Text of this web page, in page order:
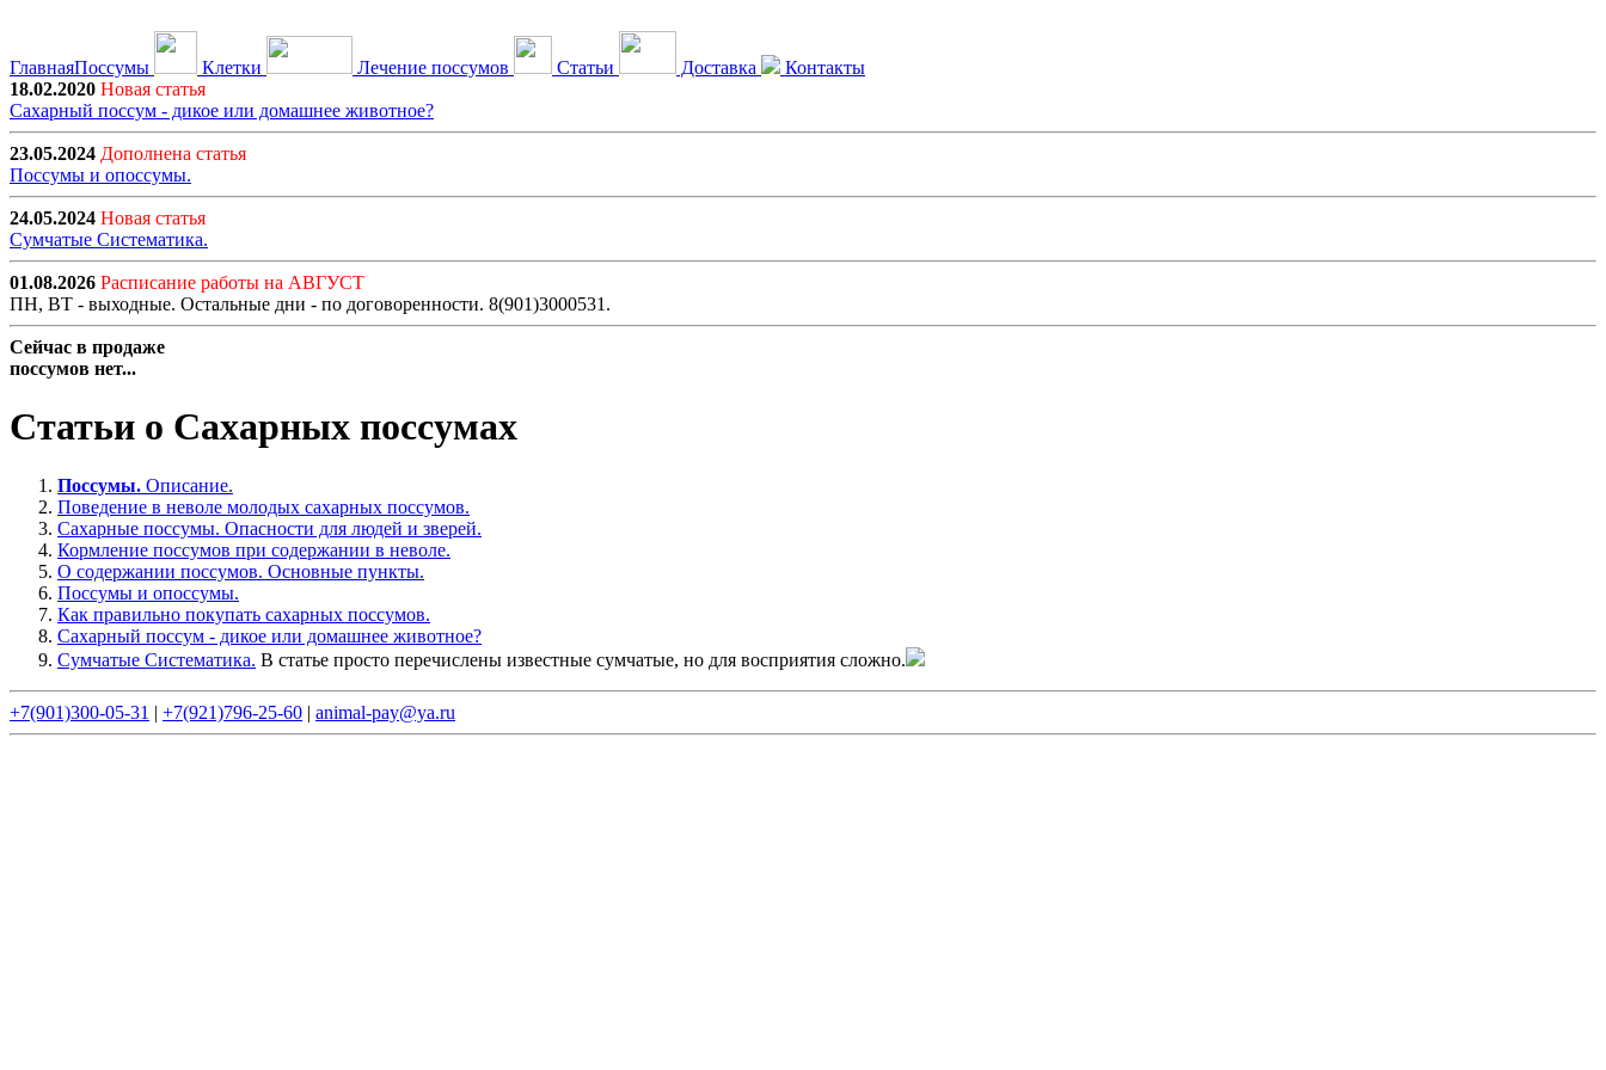
ГлавнаяПоссумы Клетки Лечение поссумов Статьи Доставка
Контакты
18.02.2020 Новая статья
Сахарный поссум - дикое или домашнее животное?
23.05.2024 Дополнена статья
Поссумы и опоссумы.
24.05.2024 Новая статья
Сумчатые Систематика.
01.08.2026 Расписание работы на АВГУСТ
ПН, ВТ - выходные. Остальные дни - по договоренности. 8(901)3000531.
Сейчас в продаже
поссумов нет...
Статьи о Сахарных поссумах
Поcсумы. Описание.
Поведение в неволе молодых сахарных поссумов.
Сахарные поссумы. Опасности для людей и зверей.
Кормление поссумов при содержании в неволе.
О содержании поссумов. Основные пункты.
Поссумы и опоссумы.
Как правильно покупать сахарных поссумов.
Сахарный поссум - дикое или домашнее животное?
Сумчатые Систематика. В статье просто перечислены известные сумчатые, но для восприятия сложно.
+7(901)300-05-31 | +7(921)796-25-60 | animal-pay@ya.ru